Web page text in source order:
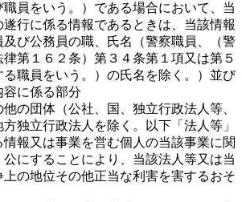
員をいう。）である場合において、当
行に係る情報であるときは、当該情報
び公務員の職、氏名（警察職員、（警
第１６２条）第３４条第１項又は第５
る職員をいう。）の氏名を除く。）並び
容に係る部分
団体（公社、国、独立行政法人等、
独立行政法人を除く。以下「法人等」
報又は事業を営む個人の当該事業に関
にすることにより、当該法人等又は当
の地位その他正当な利害を害するおそ